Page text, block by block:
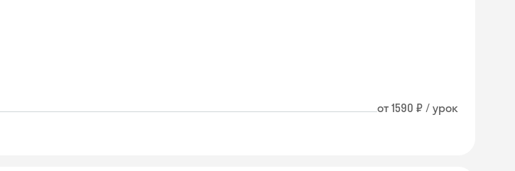
от 1590 ₽ / урок